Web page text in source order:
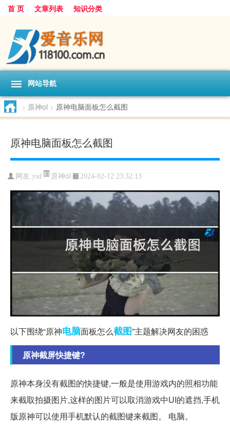
首 页 文章列表 知识分类
网站导航
> 原神ol > 原神电脑面板怎么截图
原神电脑面板怎么截图
网友:ysd 原神ol 2024-02-12 23:32:13
以下围绕“原神电脑面板怎么截图”主题解决网友的困惑
原神截屏快捷键?
原神本身没有截图的快捷键,一般是使用游戏内的照相功能
来截取拍摄图片,这样的图片可以取消游戏中UI的遮挡,手机
版原神可以使用手机默认的截图键来截图。 电脑。